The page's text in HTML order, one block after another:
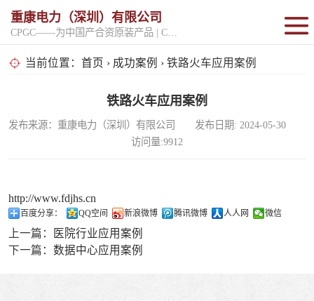
重康电力（深圳）有限公司
当前位置： 首页 › 成功案例 › 铁路火车应用案例
铁路火车应用案例
发布来源：重康电力（深圳）有限公司 发布日期: 2024-05-30
访问量:9912
http://www.fdjhs.cn
百度分享： QQ空间 新浪微博 腾讯微博 人人网 微信
上一篇：
医院行业应用案例
下一篇： 数据中心应用案例
固定开架式
移动电站